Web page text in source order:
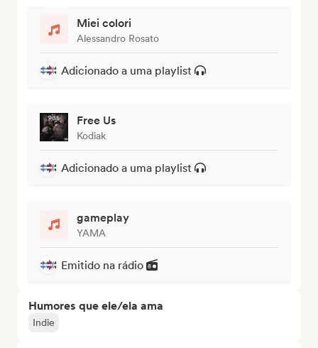
Miei colori
Alessandro Rosato
Adicionado a uma playlist
Free Us
Kodiak
Adicionado a uma playlist
gameplay
YAMA
Emitido na rádio
Humores que ele/ela ama
Indie